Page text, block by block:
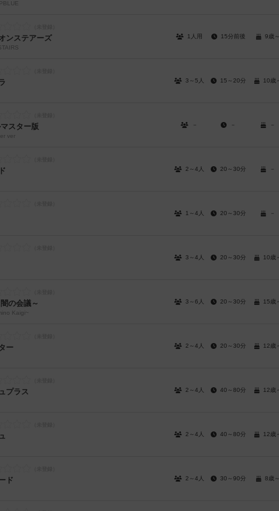
ンステアーズ 1人用 15分前後 9歳～
3～5人 15～20分 10歳
スター版
ver
－ － －
2～4人 20～30分 －
1～4人 20～30分 －
3～4人 20～30分 10歳
の会議～
Kaigi~
3～6人 20～30分 15歳
ー 2～4人 20～30分 12歳
プラス 2～4人 40～80分 12歳
2～4人 40～80分 12歳
ド 2～4人 30～90分 8歳～